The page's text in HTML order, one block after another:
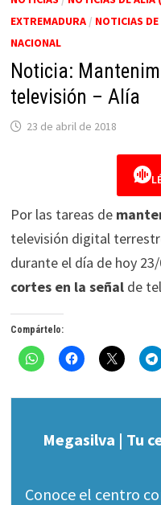
EXTREMADURA/ NOTICIAS DE
NACIONAL
Noticia:
televisión – Alía
23 de abril de 2018
Por las tareas de
televisión digital
durante el día de hoy
cortes en la señalde
Compártelo:
Megasilva | Tu
Conoce el centro